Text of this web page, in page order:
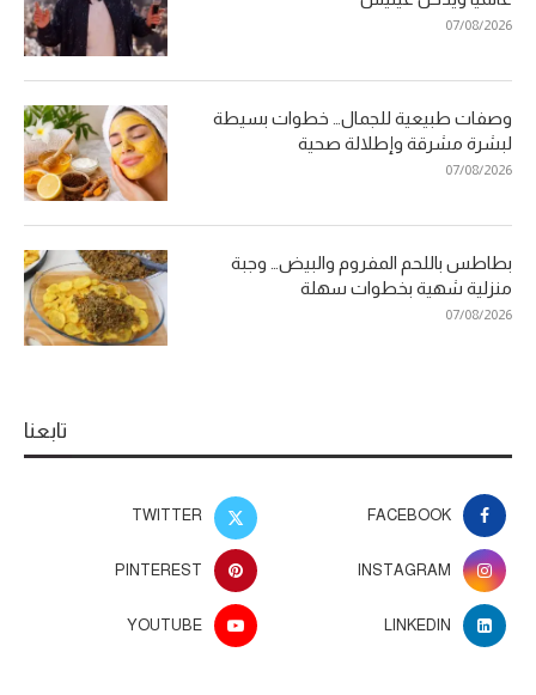
07/08/2026
وصفات طبيعية للجمال… خطوات بسيطة
لبشرة مشرقة وإطلالة صحية
07/08/2026
بطاطس باللحم المفروم والبيض… وجبة
منزلية شهية بخطوات سهلة
07/08/2026
تابعنا
FACEBOOK
TWITTER
INSTAGRAM
PINTEREST
LINKEDIN
YOUTUBE